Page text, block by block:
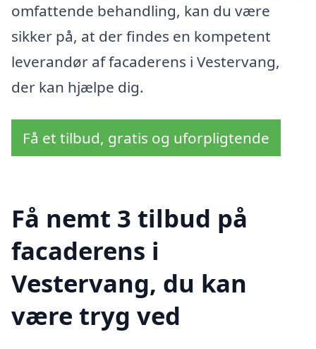
omfattende behandling, kan du være
sikker på, at der findes en kompetent
leverandør af facaderens i Vestervang,
der kan hjælpe dig.
Få et tilbud, gratis og uforpligtende
Få nemt 3 tilbud på
facaderens i
Vestervang, du kan
være tryg ved